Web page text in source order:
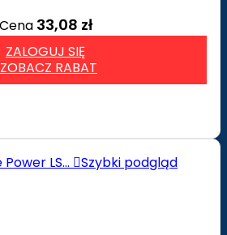
Cena 33,08 zł
ZALOGUJ SIĘ
RABAT
Szybki podgląd